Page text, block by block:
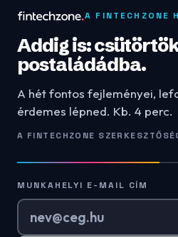
A FINTECHZONE
Addig is:
postaládádba.
A hét fontos fejleményei,
érdemes lépned. Kb. 4 perc.
A FINTECHZONE
MUNKAHELYI E-MAIL CÍM